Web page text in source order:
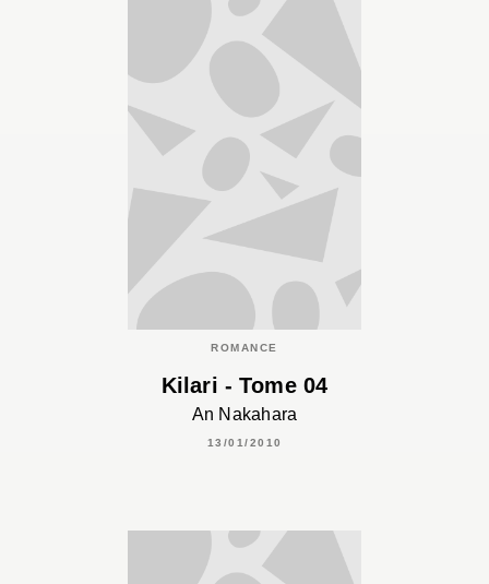
ROMANCE
Kilari - Tome 04
An Nakahara
13/01/2010